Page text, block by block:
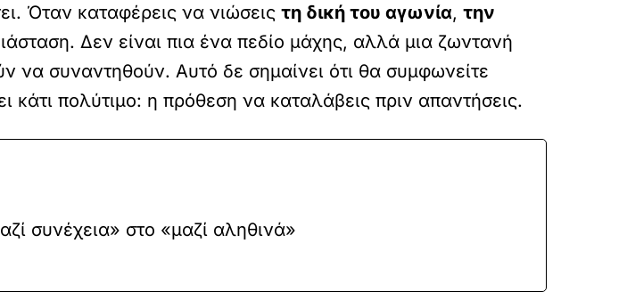
Όταν καταφέρεις να νιώσεις τη δική του αγωνία, την
Δεν είναι πια ένα πεδίο μάχης, αλλά μια ζωντανή
συναντηθούν. Αυτό δε σημαίνει ότι θα συμφωνείτε
πολύτιμο: η πρόθεση να καταλάβεις πριν απαντήσεις.
συνέχεια» στο «μαζί αληθινά»